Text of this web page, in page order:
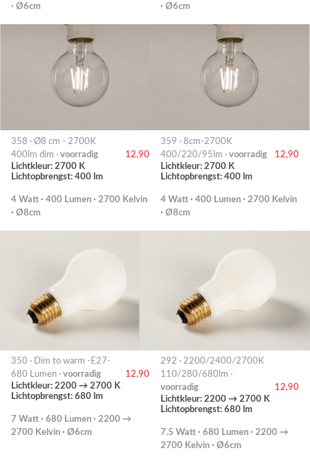
· Ø6cm
· Ø6cm
358 · Ø8 cm - 2700K
400lm dim · voorradig
12,90
Lichtkleur: 2700 K
Lichtopbrengst: 400 lm
4 Watt · 400 Lumen · 2700 Kelvin
· Ø8cm
359 · 8cm-2700K
400/220/95lm · voorradig
12,90
Lichtkleur: 2700 K
Lichtopbrengst: 400 lm
4 Watt · 400 Lumen · 2700 Kelvin
· Ø8cm
350 · Dim to warm -E27-
680 Lumen · voorradig
12,90
Lichtkleur: 2200 → 2700 K
Lichtopbrengst: 680 lm
7 Watt · 680 Lumen · 2200 →
2700 Kelvin · Ø6cm
292 · 2200/2400/2700K
110/280/680lm ·
voorradig
12,90
Lichtkleur: 2200 → 2700 K
Lichtopbrengst: 680 lm
7.5 Watt · 680 Lumen · 2200 →
2700 Kelvin · Ø6cm